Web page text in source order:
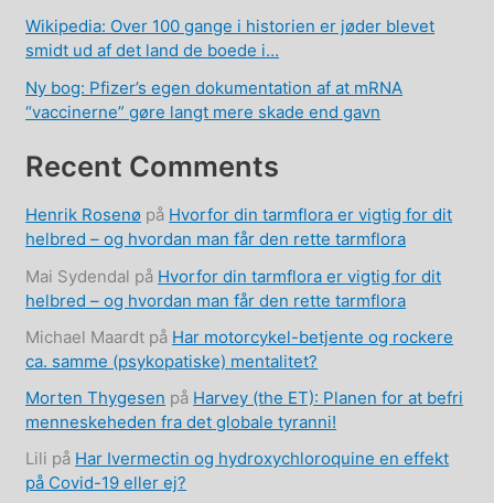
Wikipedia: Over 100 gange i historien er jøder blevet
smidt ud af det land de boede i…
Ny bog: Pfizer’s egen dokumentation af at mRNA
“vaccinerne” gøre langt mere skade end gavn
Recent Comments
Henrik Rosenø på Hvorfor din tarmflora er vigtig for dit
helbred – og hvordan man får den rette tarmflora
Mai Sydendal på Hvorfor din tarmflora er vigtig for dit
helbred – og hvordan man får den rette tarmflora
Michael Maardt på Har motorcykel-betjente og rockere
ca. samme (psykopatiske) mentalitet?
Morten Thygesen på Harvey (the ET): Planen for at befri
menneskeheden fra det globale tyranni!
Lili på Har Ivermectin og hydroxychloroquine en effekt
på Covid-19 eller ej?